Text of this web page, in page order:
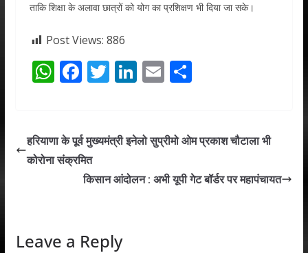
ताकि शिक्षा के अलावा छात्रों को योग का प्रशिक्षण भी दिया जा सके।
Post Views: 886
W
s
A
F
b
o
o
T
er
Li
e
n
E
l
S
e
हरियाणा के पूर्व मुख्यमंत्री इनेलो सुप्रीमो ओम प्रकाश चौटाला भी
कोरोना संक्रमित
किसान आंदोलन : अभी यूपी गेट बॉर्डर पर महापंचायत
Leave a Reply